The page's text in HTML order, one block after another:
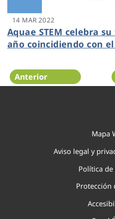
14 MAR 2022
Aquae STEM celebra
año coincidiendo con
Anterior
Mapa
Aviso legal y
Política
Protección